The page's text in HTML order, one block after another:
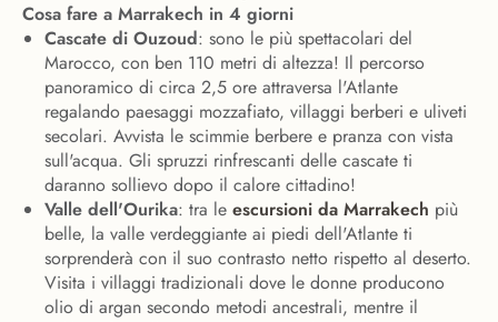
Cosa fare a Marrakech in 4 giorni
Cascate di Ouzoud: sono le più spettacolari del
Marocco, con ben 110 metri di altezza! Il percorso
panoramico di circa 2,5 ore attraversa l'Atlante
regalando paesaggi mozzafiato, villaggi berberi e uliveti
secolari. Avvista le scimmie berbere e pranza con vista
sull'acqua. Gli spruzzi rinfrescanti delle cascate ti
daranno sollievo dopo il calore cittadino!
Valle dell'Ourika: tra le escursioni da Marrakech più
belle, la valle verdeggiante ai piedi dell'Atlante ti
sorprenderà con il suo contrasto netto rispetto al deserto.
Visita i villaggi tradizionali dove le donne producono
olio di argan secondo metodi ancestrali, mentre il